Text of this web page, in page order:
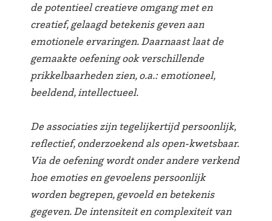
de potentieel creatieve omgang met en
creatief, gelaagd betekenis geven aan
emotionele ervaringen. Daarnaast laat de
gemaakte oefening ook verschillende
prikkelbaarheden zien, o.a.: emotioneel,
beeldend, intellectueel.
De associaties zijn tegelijkertijd persoonlijk,
reflectief, onderzoekend als open-kwetsbaar.
Via de oefening wordt onder andere verkend
hoe emoties en gevoelens persoonlijk
worden begrepen, gevoeld en betekenis
gegeven. De intensiteit en complexiteit van